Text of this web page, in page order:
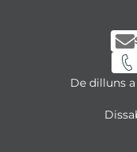
De dilluns